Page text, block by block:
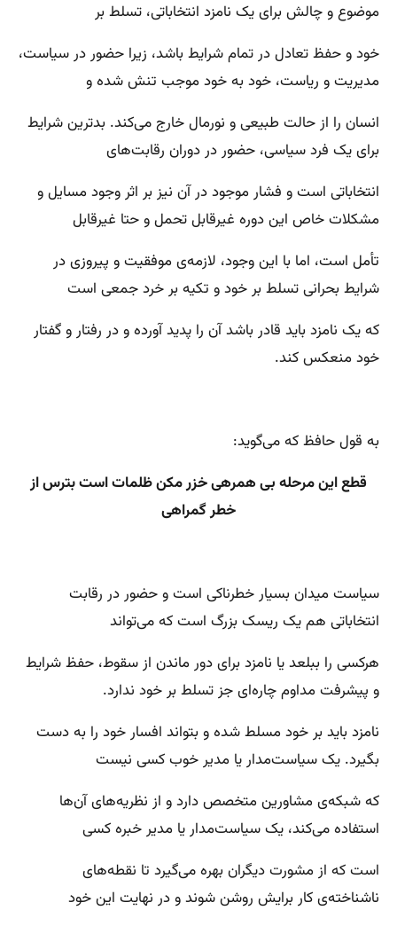
موضوع و چالش برای یک نامزد انتخاباتی، تسلط بر
خود و حفظ تعادل در تمام شرایط باشد، زیرا حضور در سیاست،
مدیریت و ریاست،‌ خود به خود موجب تنش شده و
انسان را از حالت طبیعی و نورمال خارج می‌کند. بدترین شرایط
برای یک فرد سیاسی، حضور در دوران رقابت‌های
انتخاباتی است و فشار موجود در آن نیز بر اثر وجود مسایل و
مشکلات خاص این دوره غیرقابل تحمل و حتا غیرقابل
تأمل است، اما با این وجود، لازمه‌ی موفقیت و پیروزی در
شرایط بحرانی تسلط بر خود و تکیه بر خرد جمعی است
که یک نامزد باید قادر باشد آن را پدید آورده و در رفتار و گفتار
خود منعکس کند.
به قول حافظ که می‌گوید:
قطع این مرحله بی همرهی خزر مکن ظلمات است بترس از
خطر گمراهی
سیاست میدان بسیار خطرناکی است و حضور در رقابت
انتخاباتی هم یک ریسک بزرگ است که می‌تواند
هر‌کسی را ببلعد ‌یا نامزد برای دور ماندن از سقوط، حفظ شرایط
و پیشرفت مداوم چاره‌ای جز تسلط بر خود ندارد.
نامزد باید بر خود مسلط شده و بتواند افسار خود را به دست
بگیرد. یک سیاست‌مدار یا مدیر خوب کسی نیست
که شبکه‌ی مشاورین متخصص دارد و از نظریه‌های آن‌ها
استفاده می‌کند، یک سیاست‌مدار یا مدیر خبره کسی
است که از مشورت دیگران بهره می‌گیرد تا نقطه‌های
ناشناخته‌ی کار برایش روشن شوند و در نهایت این خود